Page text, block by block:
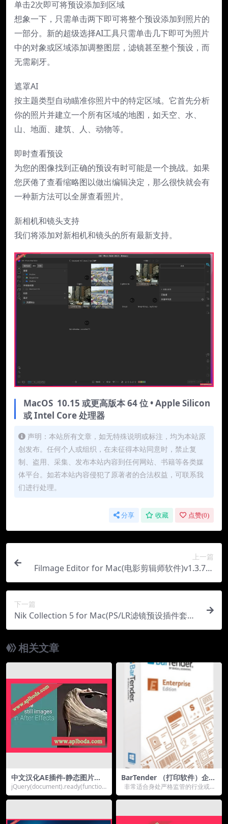
单击2次即可将预设添加到区域
想象一下，只需单击两下即可将整个预设添加到照片的
一部分。新的超级选择AI工具只需单击几下即可为照片
中的对象或区域添加调整图层，滤镜甚至整个预设，而
无需刷牙。
遮罩AI
按主题类型自动瞄准你照片中的特定区域。它首先分析
你的照片并建立一个所有区域的地图，如天空、水、
山、地面、建筑、人、动物等。
即时查看预设
为您的图像找到正确的预设有时可能是一个挑战。如果
您厌倦了查看缩略图以做出编辑决定，那么很快就会有
一种新方法可以全屏查看照片。
新相机和镜头支持
我们将添加对新相机和镜头的所有最新支持。
MacOS 10.15 或更高版本 64 位 • Apple Silicon
或 Intel Core 处理器
声明：本站所有文章，如无特殊说明或标注，均为本站原
创发布。任何个人或组织，在未征得本站同意时，禁止复
制、盗用、采集、发布本站内容到任何网站、书籍等各类媒
体平台。如若本站内容侵犯了原著者的合法权益，可联系我
们进行处理。
分享 收藏 点赞(0)
上一篇
Filmage Editor for Mac(电影剪辑师软件)v1.3.7中
文版
下一篇
Nik Collection 5 for Mac(PS/LR滤镜预设插件套装)
v5.5.0中文版
相关文章
中文汉化AE插件-静态图片局
部流动循环动画特效 loopFlo
w v1.0 Win/Mac+使用教程
jQuery(document).ready(function
($){const...
BarTender （打印软件）企业
版 2022 R8 11.3.216048-Win
dows
非常适合身处严格监管的行业或跨
越多个地点运营，并需要在整个组
织内控...